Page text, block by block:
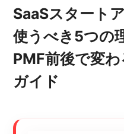
SaaSスタート
使うべき5つの
PMF前後で変
ガイド